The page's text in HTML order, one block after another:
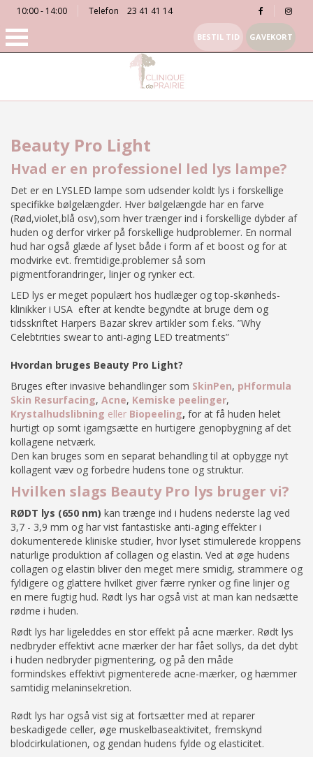
10:00 - 14:00 Telefon 23 41 41 14
BESTIL TID GAVEKORT
Beauty Pro Light
Hvad er en professionel led lys lampe?
Det er en LYSLED lampe som udsender koldt lys i forskellige
specifikke bølgelængder. Hver bølgelængde har en farve
(Rød,violet,blå osv),som hver trænger ind i forskellige dybder af
huden og derfor virker på forskellige hudproblemer. En normal
hud har også glæde af lyset både i form af et boost og for at
modvirke evt. fremtidige.problemer så som
pigmentforandringer, linjer og rynker ect.
LED lys er meget populært hos hudlæger og top-skønheds-
klinikker i USA efter at kendte begyndte at bruge dem og
tidsskriftet Harpers Bazar skrev artikler som f.eks. ”Why
Celebtrities swear to anti-aging LED treatments”
Hvordan bruges Beauty Pro Light?
Bruges efter invasive behandlinger som SkinPen, pHformula
Skin Resurfacing, Acne, Kemiske peelinger,
Krystalhudslibning eller Biopeeling, for at få huden helet
hurtigt op somt igamgsætte en hurtigere genopbygning af det
kollagene netværk.
Den kan bruges som en separat behandling til at opbygge nyt
kollagent væv og forbedre hudens tone og struktur.
Hvilken slags Beauty Pro lys bruger vi?
RØDT lys (650 nm) kan trænge ind i hudens nederste lag ved
3,7 - 3,9 mm og har vist fantastiske anti-aging effekter i
dokumenterede kliniske studier, hvor lyset stimulerede kroppens
naturlige produktion af collagen og elastin. Ved at øge hudens
collagen og elastin bliver den meget mere smidig, strammere og
fyldigere og glattere hvilket giver færre rynker og fine linjer og
en mere fugtig hud. Rødt lys har også vist at man kan nedsætte
rødme i huden.
Rødt lys har ligeleddes en stor effekt på acne mærker. Rødt lys
nedbryder effektivt acne mærker der har fået sollys, da det dybt
i huden nedbryder pigmentering, og på den måde
formindskes effektivt pigmenterede acne-mærker, og hæmmer
samtidig melaninsekretion.
Rødt lys har også vist sig at fortsætter med at reparer
beskadigede celler, øge muskelbaseaktivitet, fremskynd
blodcirkulationen, og gendan hudens fylde og elasticitet.